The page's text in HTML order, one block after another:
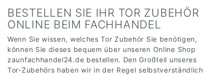
BESTELLEN SIE IHR TOR ZUBEHÖR
ONLINE BEIM FACHHANDEL
Wenn Sie wissen, welches Tor Zubehör Sie benötigen,
können Sie dieses bequem über unseren Online Shop
zaunfachhandel24.de bestellen. Den Großteil unseres
Tor-Zubehörs haben wir in der Regel selbstverständlich